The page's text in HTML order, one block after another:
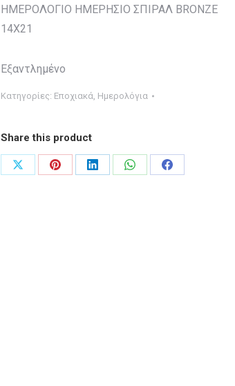
ΗΜΕΡΟΛΟΓΙΟ ΗΜΕΡΗΣΙΟ ΣΠΙΡΑΛ BRONZE
14X21
Εξαντλημένο
Κατηγορίες: Εποχιακά, Ημερολόγια
Share this product
Share
Share
Share
Share
Share